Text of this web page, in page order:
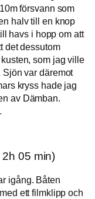
försvann som
halv till en knop
havs i hopp om att
det dessutom
som jag ville
Sjön var däremot
kryss hade jag
av Dämban.
05 min)
igång. Båten
ett filmklipp och